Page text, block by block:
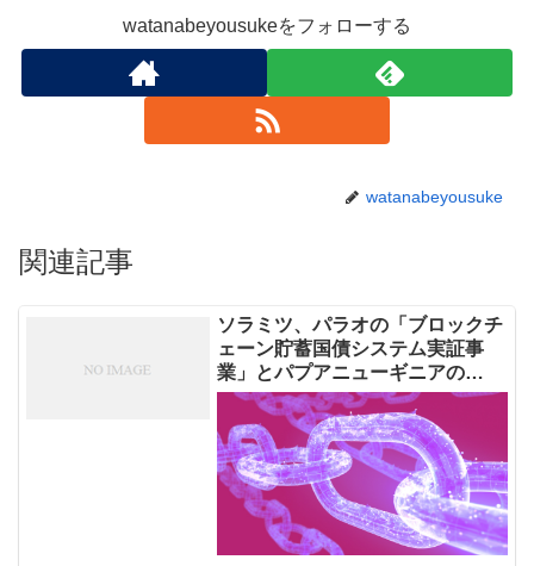
watanabeyousukeをフォローする
watanabeyousuke
関連記事
ソラミツ、パラオの「ブロックチ
ェーン貯蓄国債システム実証事
業」とパプアニューギニアの
「CBDC実証実験」開始